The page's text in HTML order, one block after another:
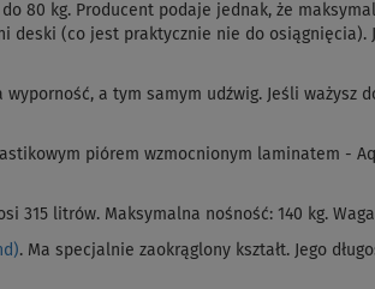
80 kg. Producent podaje jednak, że
(co jest praktycznie nie do osiągnięcia).
a tym samym udźwig. Jeśli ważysz
piórem wzmocnionym laminatem -
315 litrów. Maksymalna nośność: 140 kg.
. Ma specjalnie zaokrąglony kształt. Jego